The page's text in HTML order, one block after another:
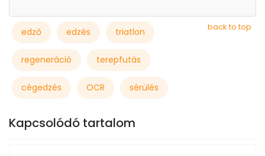
back to top
edző edzés triatlon
regeneráció terepfutás
cégedzés OCR sérülés
Kapcsolódó tartalom